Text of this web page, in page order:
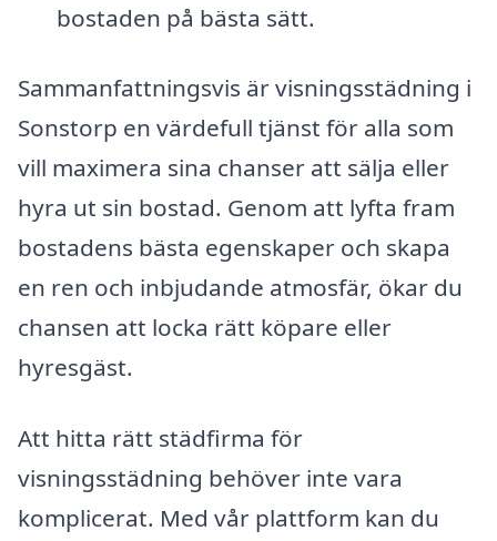
bostaden på bästa sätt.
Sammanfattningsvis är visningsstädning i
Sonstorp en värdefull tjänst för alla som
vill maximera sina chanser att sälja eller
hyra ut sin bostad. Genom att lyfta fram
bostadens bästa egenskaper och skapa
en ren och inbjudande atmosfär, ökar du
chansen att locka rätt köpare eller
hyresgäst.
Att hitta rätt städfirma för
visningsstädning behöver inte vara
komplicerat. Med vår plattform kan du